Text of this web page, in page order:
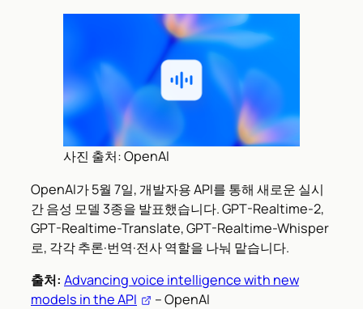
사진 출처: OpenAI
OpenAI가 5월 7일, 개발자용 API를 통해 새로운 실시
간 음성 모델 3종을 발표했습니다. GPT-Realtime-2,
GPT-Realtime-Translate, GPT-Realtime-Whisper
로, 각각 추론·번역·전사 역할을 나눠 맡습니다.
출처: Advancing voice intelligence with new
models in the API
– OpenAI